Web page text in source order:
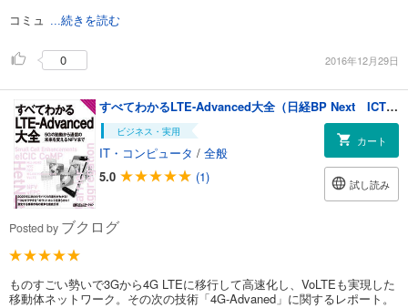
コミュ ...続きを読む
0 2016年12月29日
すべてわかるLTE-Advanced大全（日経BP Next ICT選書）
ビジネス・実用
IT・コンピュータ / 全般
5.0
(1)
カート
試し読み
Posted by ブクログ
ものすごい勢いで3Gから4G LTEに移行して高速化し、VoLTEも実現した
移動体ネットワーク。その次の技術「4G-Advaned」に関するレポート。